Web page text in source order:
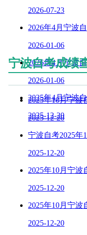
2026-07-23
2026年4月宁波
2026-01-06
2026年4月宁波
2026-01-06
2025年4月宁波
2025-12-20
宁波自考成绩
2025年10月宁波
2025-12-20
宁波自考2025年
2025-12-20
2025年10月宁
2025-12-20
2025年10月宁
2025-12-20